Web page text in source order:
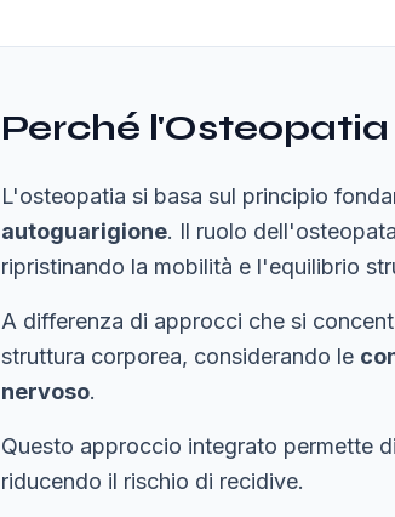
Perché
L'osteopatia si basa sul principio
autoguarigione. Il ruolo
ripristinando la mobilità e l'equilibrio
A differenza di approcci che si
struttura corporea, considerando le
nervoso.
Questo approccio integrato permette
riducendo il rischio di recidive.